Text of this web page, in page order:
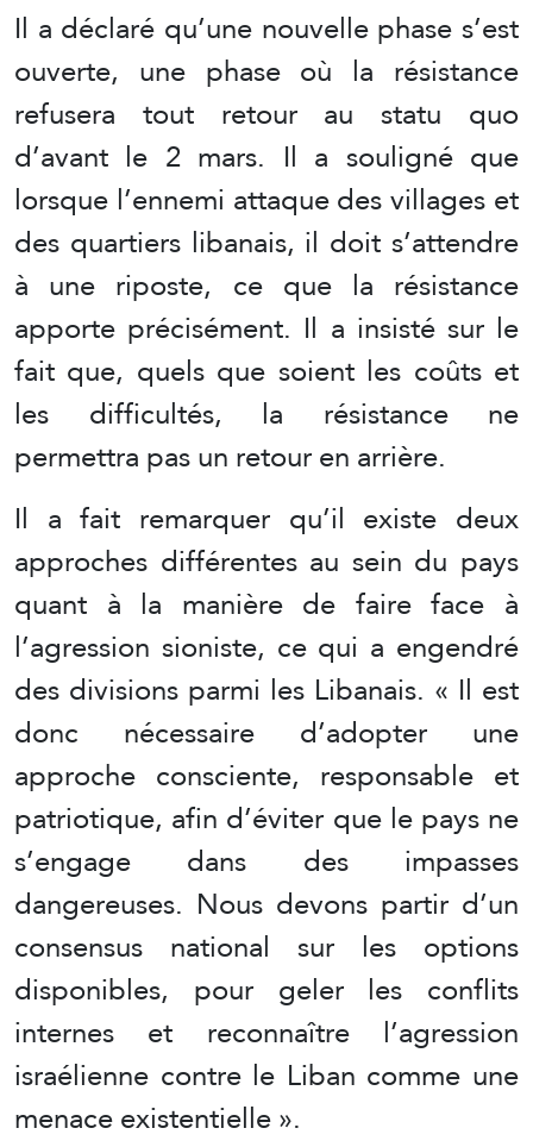
Il a déclaré qu’une nouvelle phase s’est
ouverte, une phase où la résistance
refusera tout retour au statu quo
d’avant le 2 mars. Il a souligné que
lorsque l’ennemi attaque des villages et
des quartiers libanais, il doit s’attendre
à une riposte, ce que la résistance
apporte précisément. Il a insisté sur le
fait que, quels que soient les coûts et
les difficultés, la résistance ne
permettra pas un retour en arrière.
Il a fait remarquer qu’il existe deux
approches différentes au sein du pays
quant à la manière de faire face à
l’agression sioniste, ce qui a engendré
des divisions parmi les Libanais. « Il est
donc nécessaire d’adopter une
approche consciente, responsable et
patriotique, afin d’éviter que le pays ne
s’engage dans des impasses
dangereuses. Nous devons partir d’un
consensus national sur les options
disponibles, pour geler les conflits
internes et reconnaître l’agression
israélienne contre le Liban comme une
menace existentielle ».